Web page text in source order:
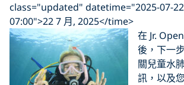
class="updated" datetime="2025-07-
07:00">22 7 月, 2025</time>
在 Jr.
後，下一
關兒童水
訊，以及